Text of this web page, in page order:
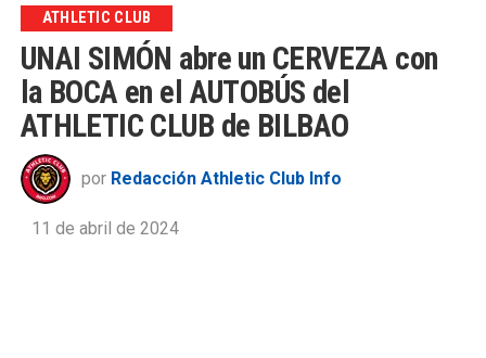
ATHLETIC CLUB
UNAI SIMÓN abre un CERVEZA con
la BOCA en el AUTOBÚS del
ATHLETIC CLUB de BILBAO
por Redacción Athletic Club Info
11 de abril de 2024